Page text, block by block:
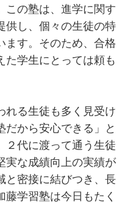
この塾は、進学に関す
供し、個々の生徒の特
ます。そのため、合格
た学生にとっては頼も
れる生徒も多く見受け
だから安心できる」と
２代に渡って通う生徒
実な成績向上の実績が
と密接に結びつき、長
藤学習塾は今日もたく